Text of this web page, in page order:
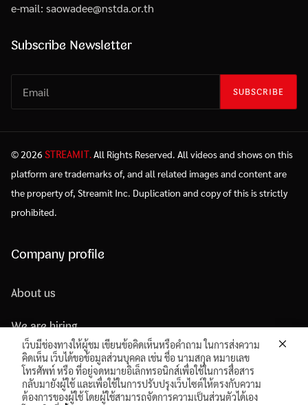
e-mail: saowadee@nstda.or.th
Subscribe Newsletter
SUBSCRIBE
© 2026 STREAMIT.All Rights Reserved. All videos and shows on this
platform are trademarks of, and all related images and content are
the property of, Streamit Inc. Duplication and copy of this is strictly
prohibited.
Company profile
About us
We are hiring
Come and visit
Terms of use
เว็บมีช่องทางให้ผู้ชม เขียนข้อคิดเห็นหรือคำถาม ในการส่งความ
คิดเห็น เว็บได้ขอข้อมูลส่วนบุคคล เช่น ชื่อ นามสกุล หมายเลข
โทรศัพท์ หรือ ที่อยู่จดหมายอิเล็กทรอนิกส์เพื่อใช้ในการสื่อสาร
กลับมายังผู้ใช้ และเพื่อใช้ในการปรับปรุงเว็บไซต์ให้ตรงกับความ
ต้องการของผู้ใช้ โดยผู้ใช้สามารถจัดการความเป็นส่วนตัวได้เอง